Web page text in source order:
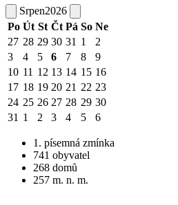
Srpen2026
Po Út St Čt Pá So Ne
27 28 29 30 31 1
2
3
4 5 6 7 8
9
10 11 12 13 14 15 16
17 18 19 20 21 22 23
24 25 26 27 28 29 30
31 1 2 3 4 5 6
1. písemná zmínka
741 obyvatel
268 domů
257 m. n. m.